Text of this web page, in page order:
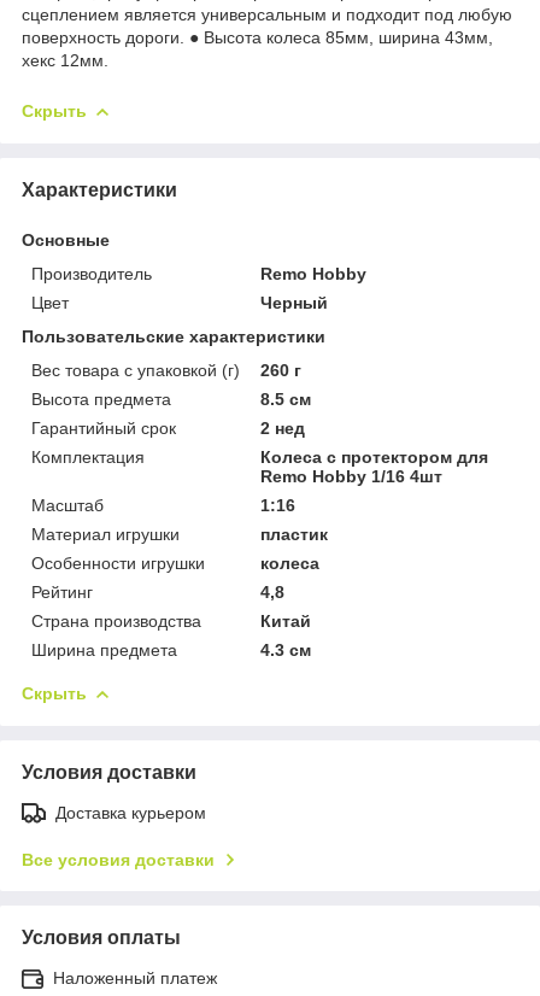
сцеплением является универсальным и подходит под любую
поверхность дороги. ● Высота колеса 85мм, ширина 43мм,
хекс 12мм.
Скрыть
Характеристики
Основные
Производитель
Remo Hobby
Цвет
Черный
Пользовательские характеристики
Вес товара с упаковкой (г)
260 г
Высота предмета
8.5 см
Гарантийный срок
2 нед
Комплектация
Колеса с протектором для
Remo Hobby 1/16 4шт
Масштаб
1:16
Материал игрушки
пластик
Особенности игрушки
колеса
Рейтинг
4,8
Страна производства
Китай
Ширина предмета
4.3 см
Скрыть
Условия доставки
Доставка курьером
Все условия доставки
Условия оплаты
Наложенный платеж